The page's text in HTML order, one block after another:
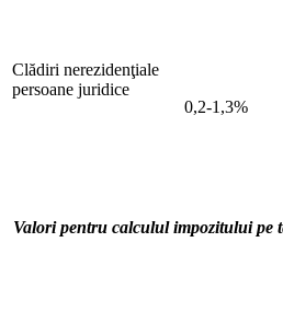
Clădiri nerezidenţiale
persoane juridice
0,2-1,3%
Valori pentru calculul impozitului pe